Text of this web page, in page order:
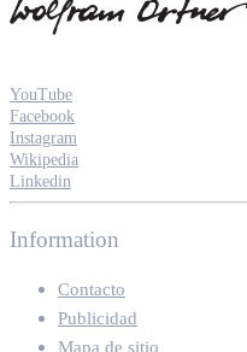
YouTube
Facebook
Instagram
Wikipedia
Linkedin
Information
Contacto
Publicidad
Mapa de sitio